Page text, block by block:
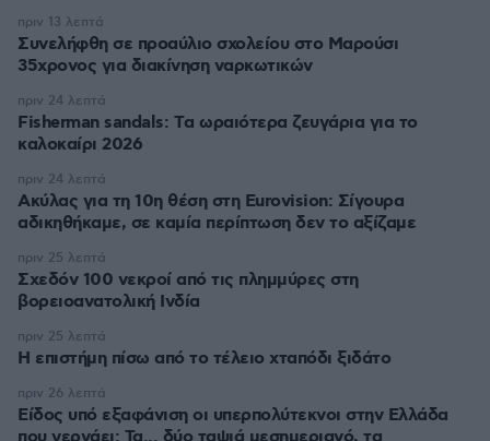
Συνελήφθη σε προαύλιο σχολείου στο Μαρούσι
35χρονος για διακίνηση ναρκωτικών
πριν 13 λεπτά
Fisherman sandals: Tα ωραιότερα ζευγάρια για το
καλοκαίρι 2026
πριν 24 λεπτά
Ακύλας για τη 10η θέση στη Eurovision: Σίγουρα
αδικηθήκαμε, σε καμία περίπτωση δεν το αξίζαμε
πριν 24 λεπτά
Σχεδόν 100 νεκροί από τις πλημμύρες στη
βορειοανατολική Ινδία
πριν 25 λεπτά
Η επιστήμη πίσω από το τέλειο χταπόδι ξιδάτο
πριν 25 λεπτά
Είδος υπό εξαφάνιση οι υπερπολύτεκνοι στην Ελλάδα
πριν 26 λεπτά